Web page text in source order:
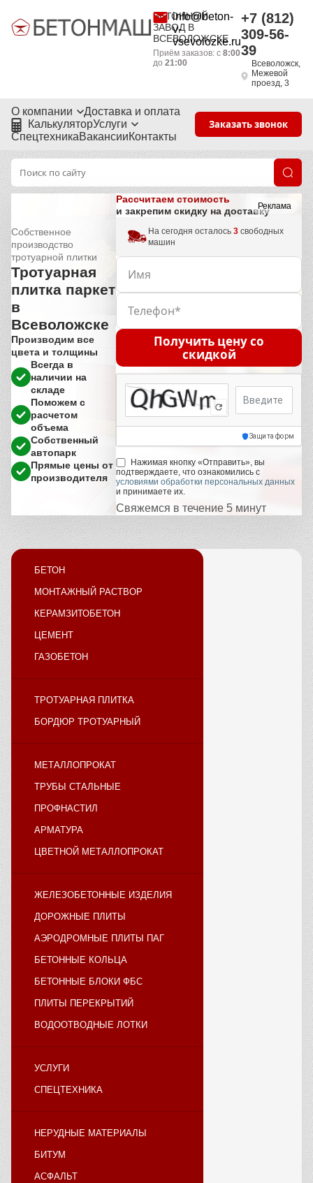
БЕТОННЫЙ
ЗАВОД В
ВСЕВОЛОЖСКЕ
info@beton-
v-
vsevolozke.ru
Приём заказов: с 8:00
до 21:00
+7 (812)
309-56-
39
Всеволожск,
Межевой
проезд, 3
О компании
Доставка и оплата
КалькуляторУслуги
СпецтехникаВакансииКонтакты
Заказать звонок
Реклама
Собственное
производство
тротуарной плитки
Тротуарная
плитка паркет
в
Всеволожске
Производим все
цвета и толщины
Всегда в
наличии на
складе
Поможем с
расчетом
объема
Собственный
автопарк
Прямые цены от
производителя
Рассчитаем стоимость
и закрепим скидку на доставку
На сегодня осталось3 свободных
машин
Получить цену со
скидкой
Код с картинки
Защита форм
Нажимая кнопку «Отправить», вы
подтверждаете, что ознакомились с
условиями обработки персональных данных
и принимаете их.
Свяжемся в течение 5 минут
БЕТОН
МОНТАЖНЫЙ РАСТВОР
КЕРАМЗИТОБЕТОН
ЦЕМЕНТ
ГАЗОБЕТОН
ТРОТУАРНАЯ ПЛИТКА
БОРДЮР ТРОТУАРНЫЙ
МЕТАЛЛОПРОКАТ
ТРУБЫ СТАЛЬНЫЕ
ПРОФНАСТИЛ
АРМАТУРА
ЦВЕТНОЙ МЕТАЛЛОПРОКАТ
ЖЕЛЕЗОБЕТОННЫЕ ИЗДЕЛИЯ
ДОРОЖНЫЕ ПЛИТЫ
АЭРОДРОМНЫЕ ПЛИТЫ ПАГ
БЕТОННЫЕ КОЛЬЦА
БЕТОННЫЕ БЛОКИ ФБС
ПЛИТЫ ПЕРЕКРЫТИЙ
ВОДООТВОДНЫЕ ЛОТКИ
УСЛУГИ
СПЕЦТЕХНИКА
НЕРУДНЫЕ МАТЕРИАЛЫ
БИТУМ
АСФАЛЬТ